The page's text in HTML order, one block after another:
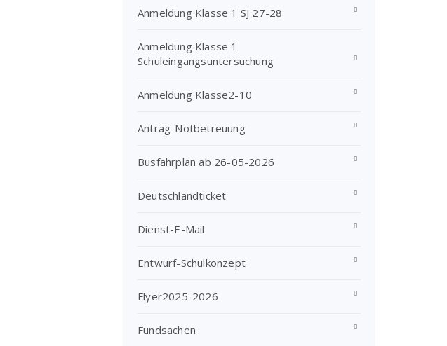
Anmeldung Klasse 1 SJ 27-28
Anmeldung Klasse 1
Schuleingangsuntersuchung
Anmeldung Klasse2-10
Antrag-Notbetreuung
Busfahrplan ab 26-05-2026
Deutschlandticket
Dienst-E-Mail
Entwurf-Schulkonzept
Flyer2025-2026
Fundsachen